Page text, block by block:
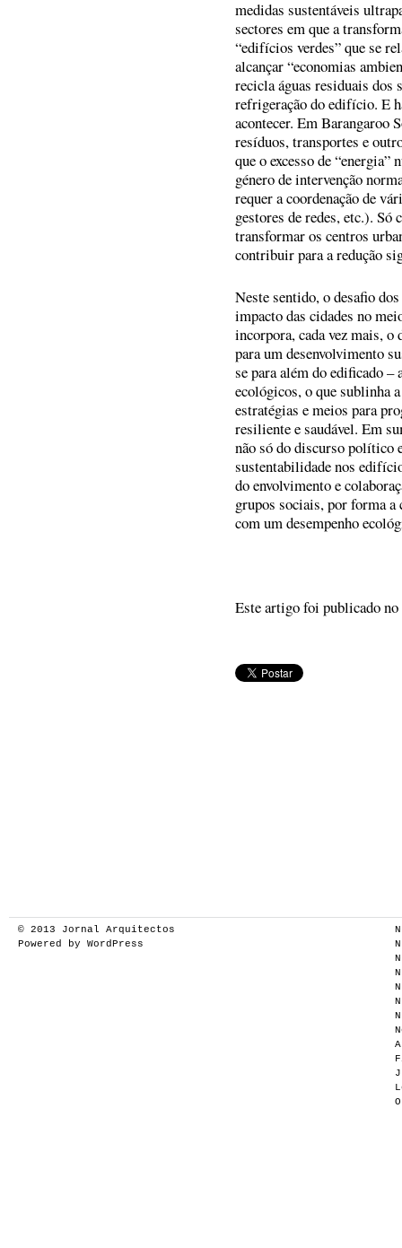
medidas sustentáveis
sectores em que a
“edifícios verdes” que se
alcançar “economias
recicla águas residuais dos
refrigeração do edifício. E
acontecer. Em Barangaroo
resíduos, transportes e
que o excesso de
género de intervenção
requer a coordenação de
gestores de redes, etc.). Só
transformar os centros
contribuir para a redução
Neste sentido, o desafio
impacto das cidades no
incorpora, cada vez mais,
para um desenvolvimento
se para além do edificado –
ecológicos, o que sublinha
estratégias e meios para
resiliente e saudável. Em
não só do discurso político
sustentabilidade nos
do envolvimento e
grupos sociais, por forma
com um desempenho
Este artigo foi publicado
© 2013 Jornal Arquitectos
Powered by WordPress